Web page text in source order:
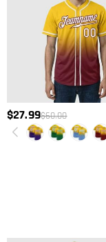
$27.99$60.00